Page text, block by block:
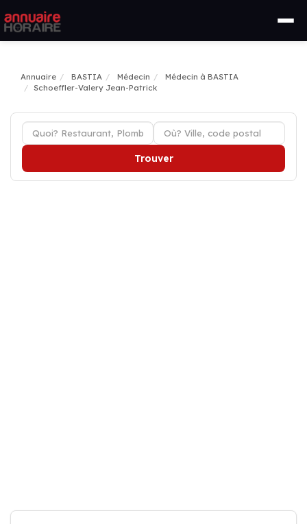
Annuaire BASTIA Médecin
Médecin à BASTIA
Schoeffler-Valery Jean-Patrick
Trouver